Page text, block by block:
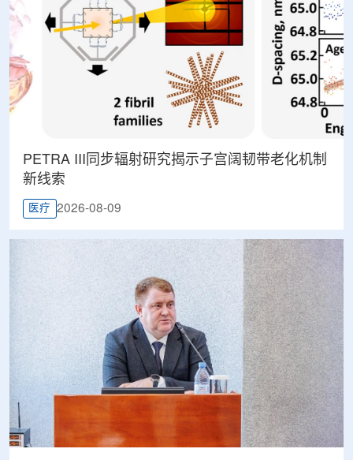
PETRA III同步辐射研究揭示子宫阔韧带老化机制
新线索
医疗 2026-08-09